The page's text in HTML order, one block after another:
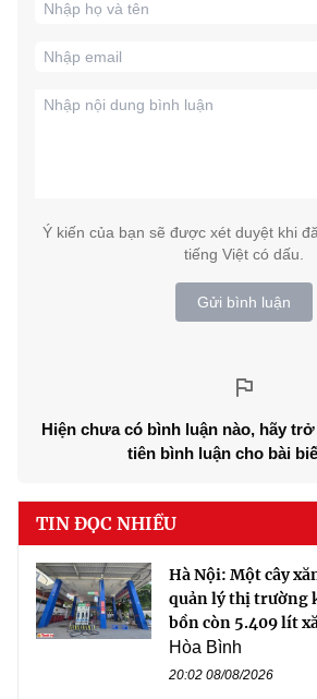
Ý kiến của bạn sẽ được xét duyệt khi
tiếng Việt có dấu.
Gửi bình luận
Hiện chưa có bình luận nào, hãy
tiên bình luận cho bài
TIN ĐỌC NHIỀU
Hà Nội: Một cây
quản lý thị trường
bồn còn 5.409 lít
Hòa Bình
20:02 08/08/2026